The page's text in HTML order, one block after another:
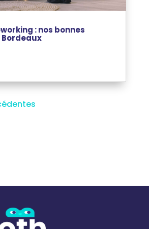
: nos bonnes